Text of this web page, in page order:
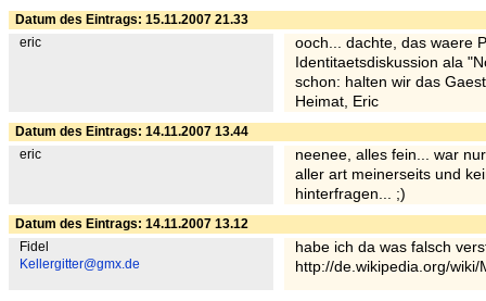
Datum des Eintrags: 15.11.2007 21.33
eric
ooch... dachte, das waere
Identitaetsdiskussion ala
schon: halten wir das
Heimat, Eric
Datum des Eintrags: 14.11.2007 13.44
eric
neenee, alles fein... war
aller art meinerseits und
hinterfragen... ;)
Datum des Eintrags: 14.11.2007 13.12
Fidel
Kellergitter@gmx.de
habe ich da was falsch
http://de.wikipedia.org/